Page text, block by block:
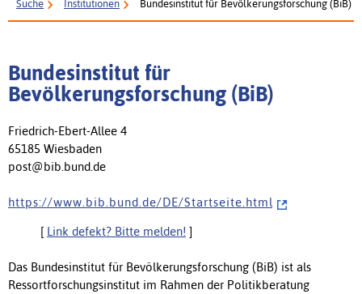
Suche Institutionen Bundesinstitut für Bevölkerungsforschung (BiB)
Bundesinstitut für
Bevölkerungsforschung (BiB)
Friedrich-Ebert-Allee 4
65185 Wiesbaden
post@bib.bund.de
h t t p s : / / w w w . b i b . b u n d . d e / D E / S t a r t s e i t e . h t m l
[ Link defekt? Bitte melden! ]
Das Bundesinstitut für Bevölkerungsforschung (BiB) ist als
Ressortforschungsinstitut im Rahmen der Politikberatung